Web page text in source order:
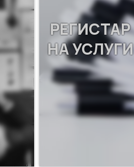
РЕГИСТАР
НА УСЛУГИ